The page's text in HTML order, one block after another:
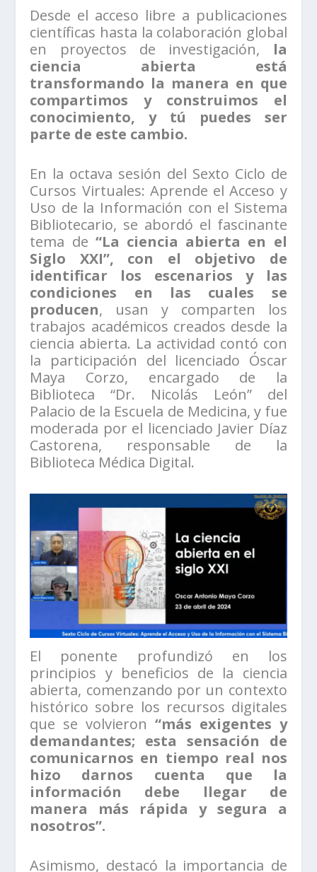
Desde el acceso libre a publicaciones
científicas hasta la colaboración global
en proyectos de investigación, la
ciencia abierta está
transformando la manera en que
compartimos y construimos el
conocimiento, y tú puedes ser
parte de este cambio.
En la octava sesión del Sexto Ciclo de
Cursos Virtuales: Aprende el Acceso y
Uso de la Información con el Sistema
Bibliotecario, se abordó el fascinante
tema de “La ciencia abierta en el
Siglo XXI”, con el objetivo de
identificar los escenarios y las
condiciones en las cuales se
producen, usan y comparten los
trabajos académicos creados desde la
ciencia abierta. La actividad contó con
la participación del licenciado Óscar
Maya Corzo, encargado de la
Biblioteca “Dr. Nicolás León” del
Palacio de la Escuela de Medicina, y fue
moderada por el licenciado Javier Díaz
Castorena, responsable de la
Biblioteca Médica Digital.
El ponente profundizó en los
principios y beneficios de la ciencia
abierta, comenzando por un contexto
histórico sobre los recursos digitales
que se volvieron “más exigentes y
demandantes; esta sensación de
comunicarnos en tiempo real nos
hizo darnos cuenta que la
información debe llegar de
manera más rápida y segura a
nosotros”.
Asimismo, destacó la importancia de